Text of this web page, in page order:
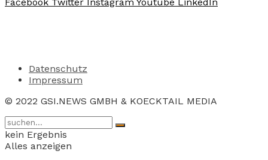
Datenschutz
Impressum
© 2022 GSI.NEWS GMBH & KOECKTAIL MEDIA
kein Ergebnis
Alles anzeigen